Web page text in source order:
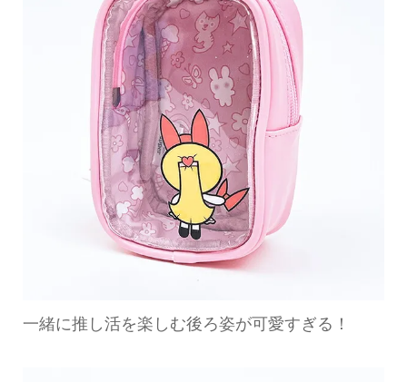
一緒に推し活を楽しむ後ろ姿が可愛すぎる！